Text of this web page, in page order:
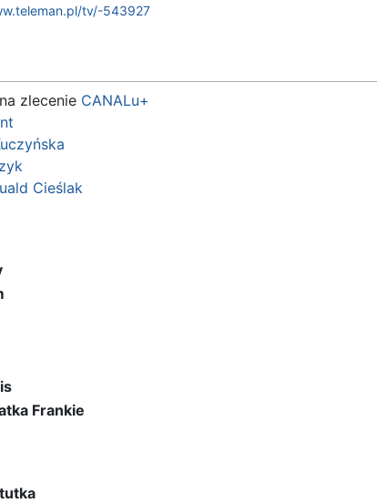
tv/-543927
na zlecenie CANALu+
Cieślak
Frankie